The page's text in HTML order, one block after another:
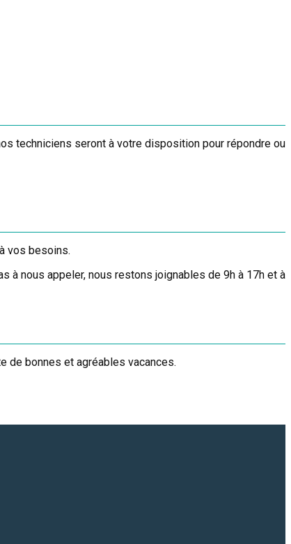
techniciens seront à votre disposition pour répondre ou
vos besoins.
à nous appeler, nous restons joignables de 9h à 17h et à
de bonnes et agréables vacances.